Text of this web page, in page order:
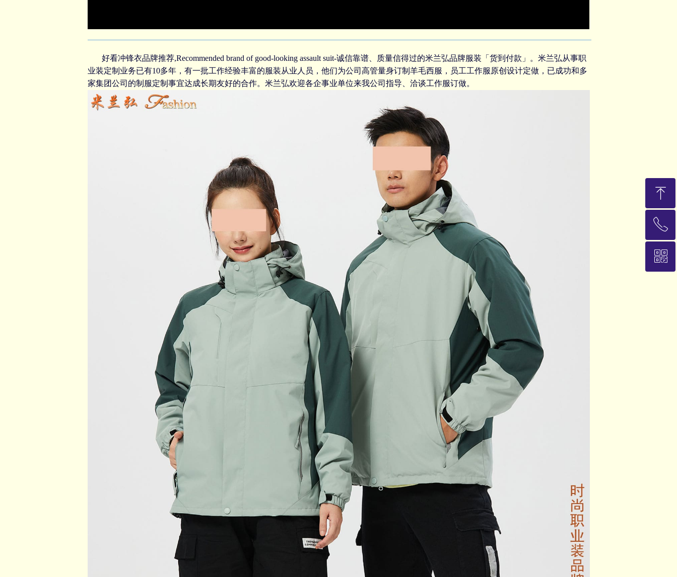
好看冲锋衣品牌推荐,Recommended brand of good-looking assault suit-诚信靠谱、质量信得过的米兰弘品牌服装「货到付款」。米兰弘从事职
业装定制 业务已有10多年，有一批工作经验丰富的服装从业人员，他们为公司高管量身订制羊毛西服 ， 员工工作服 原创设计定做，已成功和多
家集团公司的制服定制 事宜达成长期友好的合作。米兰弘欢迎各企事业单位来我公司指导、洽谈工作服订做。
ꁸ
回到顶部
ꂅ
13911845021
ꀥ